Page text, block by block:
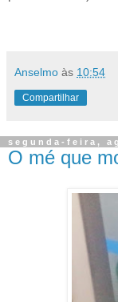
Anselmo às 10:54
Compartilhar
segunda-feira,
O mé que